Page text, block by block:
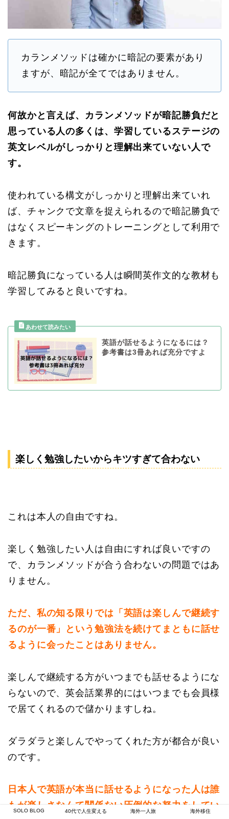
カランメソッドは確かに 暗記の要素があり
ますが、暗記が全てではありません 。
何故かと言えば、カランメソッドが暗記勝負だと
思っている人の多くは、学習しているステージの
英文レベルがしっかりと理解出来ていない人で
す。
使われている構文がしっかりと理解出来ていれ
ば、チャンクで文章を捉えられるので暗記勝負で
はなくスピーキングのトレーニングとして利用で
きます。
暗記勝負になっている人は瞬間英作文的な教材も
学習してみると良いですね。
英語が話せるようになるには？
参考書は3冊あれば充分ですよ
楽しく勉強したいからキツすぎて合わない
これは本人の自由ですね。
楽しく勉強したい人は自由にすれば良いですの
で、カランメソッドが合う合わないの問題ではあ
りません。
ただ、私の知る限りでは「英語は楽しんで継続す
るのが一番」という勉強法を続けてまともに話せ
るように会ったことはありません。
楽しんで継続する方がいつまでも話せるようにな
らないので、英会話業界的にはいつまでも会員様
で居てくれるので儲かりますしね。
ダラダラと楽しんでやってくれた方が都合が良い
のです。
日本人で英語が本当に話せるようになった人は誰
もが楽しさなんて関係ない圧倒的な努力をしてい
SOLO BLOG 40代で人生変える 海外一人旅 海外移住